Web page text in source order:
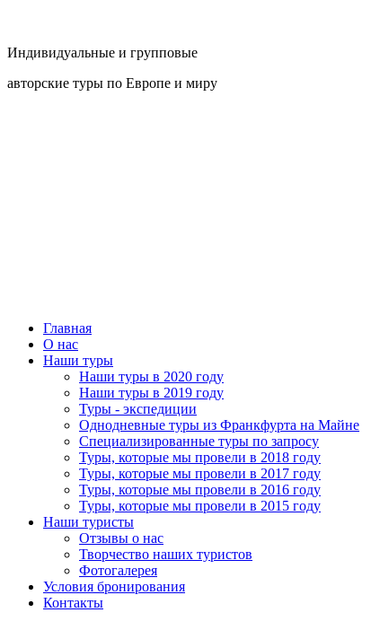
Индивидуальные и групповые
авторские туры по Европе и миру
Главная
О нас
Наши туры
Наши туры в 2020 году
Наши туры в 2019 году
Туры - экспедиции
Однодневные туры из Франкфурта на Майне
Специализированные туры по запросу
Туры, которые мы провели в 2018 году
Туры, которые мы провели в 2017 году
Туры, которые мы провели в 2016 году
Туры, которые мы провели в 2015 году
Наши туристы
Отзывы о нас
Творчество наших туристов
Фотогалерея
Условия бронирования
Контакты